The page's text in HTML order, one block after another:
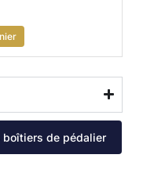
de pédalier